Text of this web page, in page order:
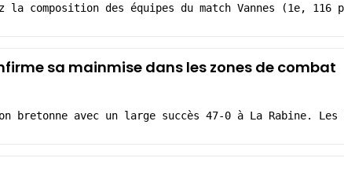
la composition des équipes du match Vannes (1e,
sa mainmise dans les zones de combat
bretonne avec un large succès 47-0 à La Rabine. Les